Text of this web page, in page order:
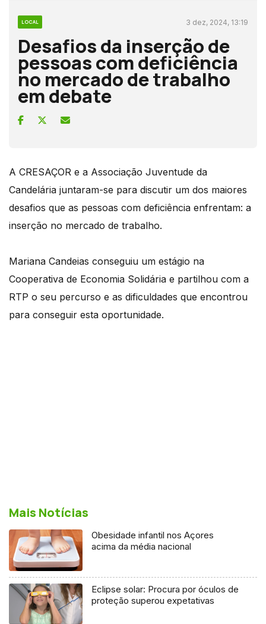
LOCAL 3 dez, 2024, 13:19
Desafios da inserção de
pessoas com deficiência
no mercado de trabalho
em debate
A CRESAÇOR e a Associação Juventude da
Candelária juntaram-se para discutir um dos maiores
desafios que as pessoas com deficiência enfrentam: a
inserção no mercado de trabalho.
Mariana Candeias conseguiu um estágio na
Cooperativa de Economia Solidária e partilhou com a
RTP o seu percurso e as dificuldades que encontrou
para conseguir esta oportunidade.
Mais Notícias
Obesidade infantil nos Açores
acima da média nacional
Eclipse solar: Procura por óculos de
proteção superou expetativas